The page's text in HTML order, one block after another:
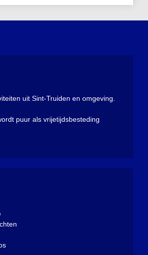
uit Sint-Truiden en omgeving.
puur als vrijetijdsbesteding